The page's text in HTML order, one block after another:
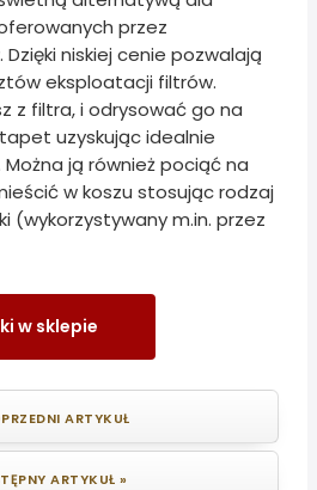
przez
niskiej cenie pozwalają
eksploatacji filtrów.
z filtra, i odrysować go na
uzyskując idealnie
ją również pociąć na
w koszu stosując rodzaj
(wykorzystywany m.in. przez
w sklepie
ARTYKUŁ
ARTYKUŁ »